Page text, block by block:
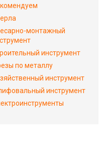
монтажный
инструмент
по металлу
инструмент
инструмент